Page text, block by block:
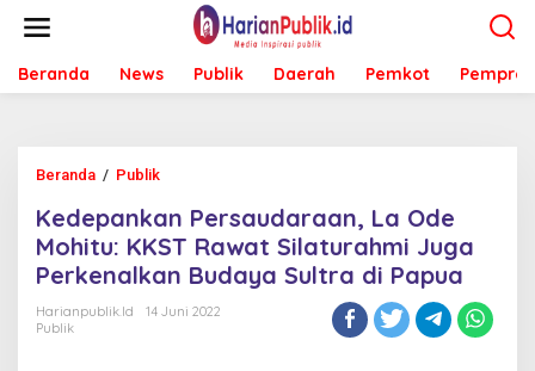
t
Beranda News Publik Daerah Pemkot Pemprov
Beranda / Publik
d
e
p
a
n
Kedepankan Persaudaraan, La Ode
Mohitu: KKST Rawat Silaturahmi Juga
Perkenalkan Budaya Sultra di Papua
Harianpublik.id
14 Juni 2022
Publik